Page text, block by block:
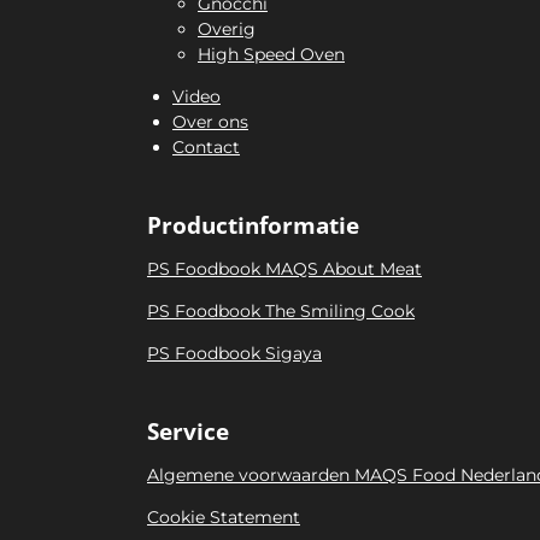
Overig
High Speed Oven
Video
Over ons
Contact
Productinformatie
PS Foodbook MAQS About Meat
PS Foodbook The Smiling Cook
PS Foodbook Sigaya
Service
Algemene voorwaarden MAQS Food
Cookie Statement